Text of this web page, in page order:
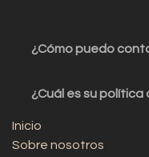
¿Cómo puedo
¿Cuál es su
Inicio
Sobre nosotros